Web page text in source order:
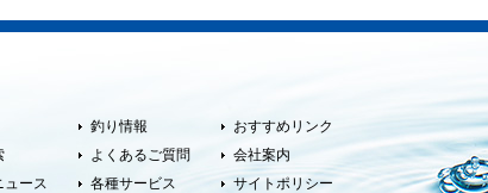
ュース
釣り情報
よくあるご質問
各種サービス
おすすめリンク
会社案内
サイトポリシー